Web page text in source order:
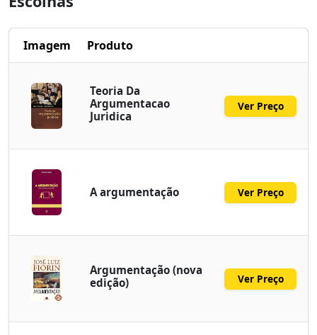
Imagem Produto
Teoria Da
Argumentacao
Juridica
Ver Preço
A argumentação Ver Preço
Argumentação (nova
edição)
Ver Preço